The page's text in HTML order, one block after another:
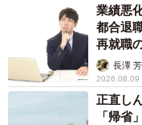
業績悪
都合退
再就職
アカウ
長澤
2026.08.09
正直し
「帰省